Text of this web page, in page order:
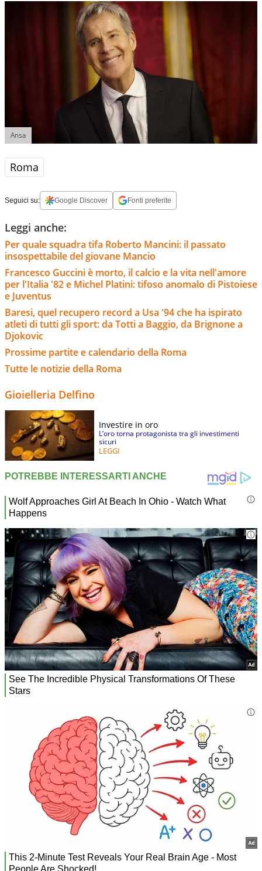
Ansa
Roma
Seguici su: Google Discover Fonti preferite
Leggi anche:
Per quale squadra tifa Roberto Mancini: il passato
insospettabile del giovane Mancio
Francesco Guccini è morto, il calcio e la vita nell'amore
per l'Italia '82 e Michel Platini: tifoso anomalo di Pistoiese
e Juventus
Baresi, quel recupero record a Usa '94 che ha ispirato
atleti di tutti gli sport: da Totti a Baggio, da Brignone a
Djokovic
Prossime partite e calendario della Roma
Tutte le notizie della Roma
Gioielleria Delfino
Investire in oro
L’oro torna protagonista tra gli investimenti
sicuri
LEGGI